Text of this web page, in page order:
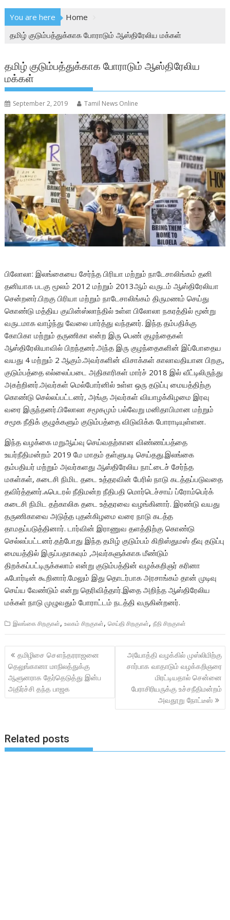
You are here
Home
தமிழ் குடும்பத்துக்காக போராடும் ஆஸ்திரேலிய மக்கள்
தமிழ் குடும்பத்துக்காக போராடும் ஆஸ்திரேலிய
மக்கள்
September 2, 2019 Tamil News Online
பிலோலா: இலங்கையை சேர்ந்த பிரியா மற்றும் நாடேசாலிங்கம் தனி
தனியாக படகு மூலம் 2012 மற்றும் 2013ஆம் வருடம் ஆஸ்திரேலியா
சென்றனர்.பிறகு பிரியா மற்றும் நாடேசாலிங்கம் திருமணம் செய்து
கொண்டு மத்திய குயின்ஸ்லாந்தில் உள்ள பிலோலா நகரத்தில் மூன்று
வருடமாக வாழ்ந்து வேலை பார்த்து வந்தனர். இந்த தம்பதிக்கு
கோபிகா மற்றும் தருணிகா என்ற இரு பெண் குழந்தைகள்
ஆஸ்திரேலியாவில் பிறந்தனர்.அந்த இரு குழந்தைகளின் இப்போதைய
வயது 4 மற்றும் 2 ஆகும்.அவர்களின் விசாக்கள் காலாவதியான பிறகு,
குடும்பத்தை எல்லைப்படை அதிகாரிகள் மார்ச் 2018 இல் வீட்டிலிருந்து
அகற்றினர்.அவர்கள் மெல்போர்னில் உள்ள ஒரு தடுப்பு மையத்திற்கு
கொண்டு செல்லப்பட்டனர், அங்கு அவர்கள் வியாழக்கிழமை இரவு
வரை இருந்தனர்.பிலோலா சமூகமும் பல்வேறு மனிதாபிமான மற்றும்
சமூக நீதிக் குழுக்களும் குடும்பத்தை விடுவிக்க போராடியுள்ளன.
இந்த வழக்கை மறுஆய்வு செய்வதற்கான விண்ணப்பத்தை
உயர்நீதிமன்றம் 2019 மே மாதம் தள்ளுபடி செய்தது.இலங்கை
தம்பதியர் மற்றும் அவர்களது ஆஸ்திரேலிய நாட்டைச் சேர்ந்த
மகள்கள், கடைசி நிமிட தடை உத்தரவின் பேரில் நாடு கடத்தப்படுவதை
தவிர்த்தனர்.ஃபெடரல் நீதிமன்ற நீதிபதி மொர்டெச்சாய் ப்ரோம்பெர்க்
கடைசி நிமிட தற்காலிக தடை உத்தரவை வழங்கினார். இரண்டு வயது
தருணிகாவை அடுத்த புதன்கிழமை வரை நாடு கடத்த
தாமதப்படுத்தினார். டார்வின் இராணுவ தளத்திற்கு கொண்டு
செல்லப்பட்டனர்.தற்போது இந்த தமிழ் குடும்பம் கிறிஸ்துமஸ் தீவு தடுப்பு
மையத்தில் இருப்பதாகவும் ,அவர்களுக்காக மீண்டும்
திறக்கப்பட்டிருக்கலாம் என்று குடும்பத்தின் வழக்கறிஞர் கரினா
ஃபோர்டின் கூறினார்.மேலும் இது தொடர்பாக அரசாங்கம் தான் முடிவு
செய்ய வேண்டும் என்று தெரிவித்தார்.இதை அறிந்த ஆஸ்திரேலிய
மக்கள் நாடு முழுவதும் போராட்டம் நடத்தி வருகின்றனர்.
இலங்கை சிறகுகள்,உலகம் சிறகுகள்,செய்தி சிறகுகள்,நீதி சிறகுகள்
Post
navigation
தமிழிசை சௌந்தரராஜனை
தெலுங்கானா மாநிலத்துக்கு
ஆளுனராக தேர்தெடுத்து இன்ப
அதிர்ச்சி தந்த பாஜக
அயோத்தி வழக்கில் முஸ்லிமிற்கு
சார்பாக வாதாடும் வழக்கறிஞரை
மிரட்டியதால் சென்னை
பேராசிரியருக்கு உச்சநீதிமன்றம்
அவதூறு நோட்டீஸ்
Related posts